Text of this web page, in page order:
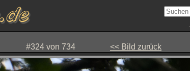
#324 von 734 << Bild zurück